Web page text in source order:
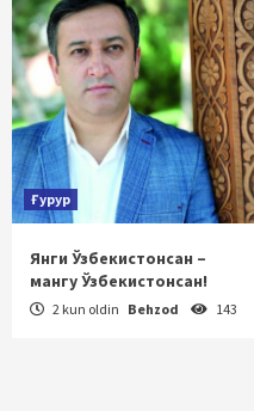
Ғурур
Янги Ўзбекистонсан –
мангу Ўзбекистонсан!
2 kun oldin Behzod 143